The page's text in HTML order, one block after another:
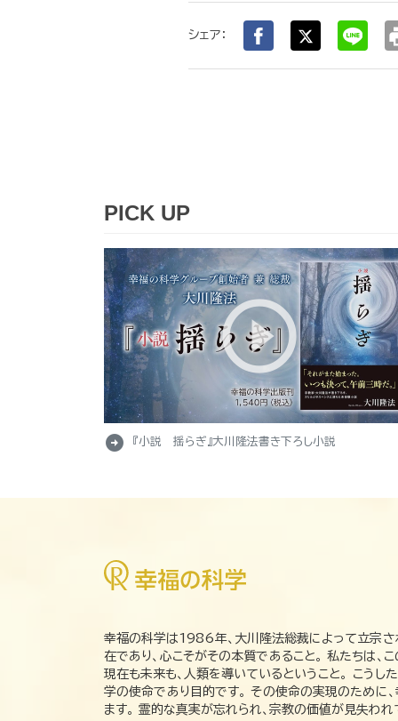
シェア：
PICK UP
arrow_circle_right 『小説 揺らぎ』大川隆法書き下ろし小説
幸福の科学は1986年、大川隆法総裁によって立宗さ
在であり、心こそがその本質であること。 私たちは
現在も未来も、人類を導いているということ。 こう
学の使命であり目的です。 その使命の実現のために
ます。 霊的な真実が忘れられ、宗教の価値が見失わ